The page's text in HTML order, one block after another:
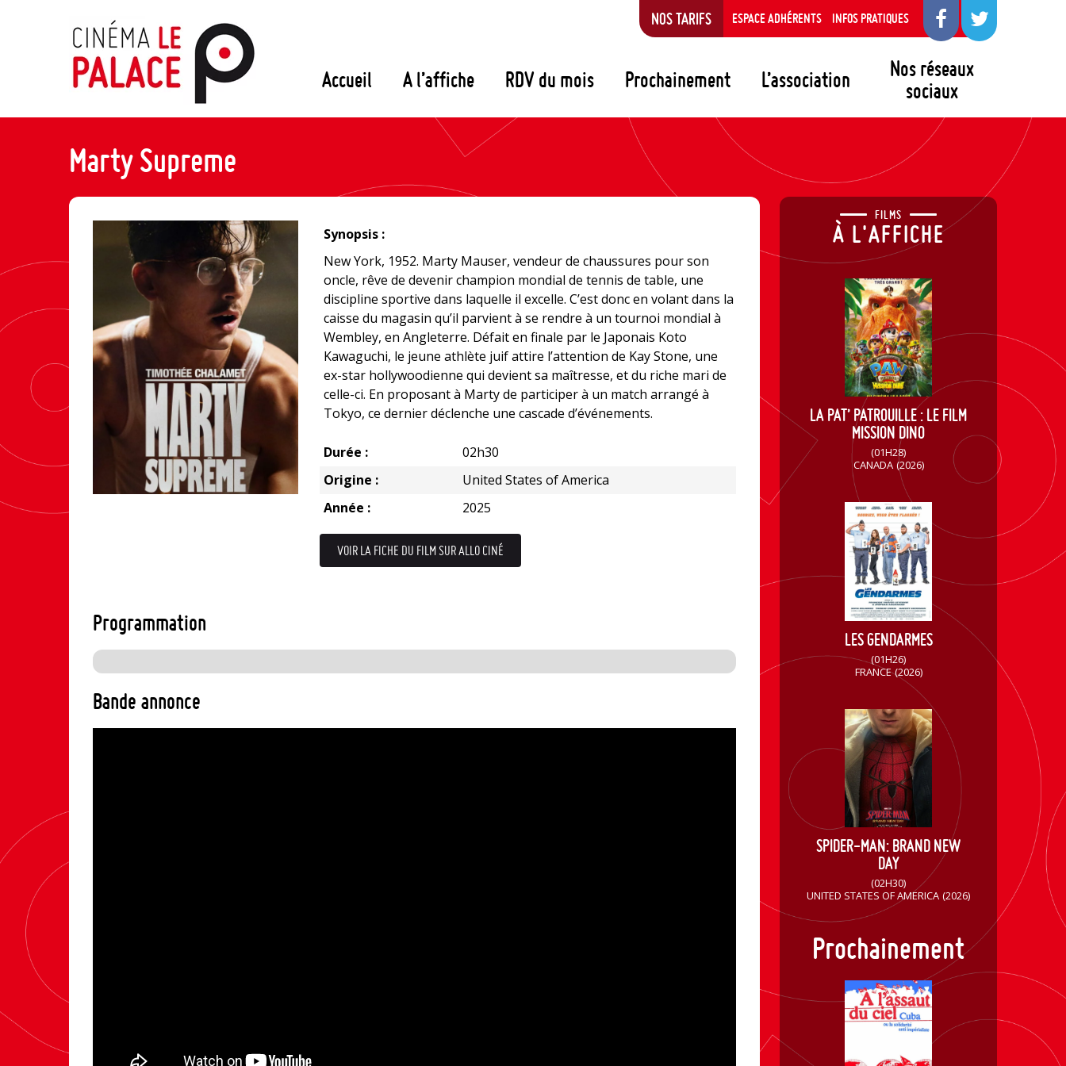
Accueil A l’affiche RDV du mois Prochainement L’association
Nos réseaux
sociaux
NOS TARIFS ESPACE ADHÉRENTS INFOS PRATIQUES
Marty Supreme
Synopsis :
New York, 1952. Marty Mauser, vendeur de chaussures pour son
oncle, rêve de devenir champion mondial de tennis de table, une
discipline sportive dans laquelle il excelle. C’est donc en volant dans la
caisse du magasin qu’il parvient à se rendre à un tournoi mondial à
Wembley, en Angleterre. Défait en finale par le Japonais Koto
Kawaguchi, le jeune athlète juif attire l’attention de Kay Stone, une
ex-star hollywoodienne qui devient sa maîtresse, et du riche mari de
celle-ci. En proposant à Marty de participer à un match arrangé à
Tokyo, ce dernier déclenche une cascade d’événements.
Durée :
02h30
Origine :
United States of America
Année :
2025
VOIR LA FICHE DU FILM SUR ALLO CINÉ
Programmation
Bande annonce
FILMS
À L'AFFICHE
LA PAT’ PATROUILLE : LE FILM
MISSION DINO
(01H28)
CANADA (2026)
LES GENDARMES
(01H26)
FRANCE (2026)
SPIDER-MAN: BRAND NEW
DAY
(02H30)
UNITED STATES OF AMERICA (2026)
Prochainement